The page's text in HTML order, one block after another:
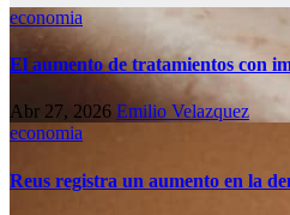
economia
El aumento de tratamientos con
Abr 27, 2026 Emilio Velazquez
economia
Reus registra un aumento en la